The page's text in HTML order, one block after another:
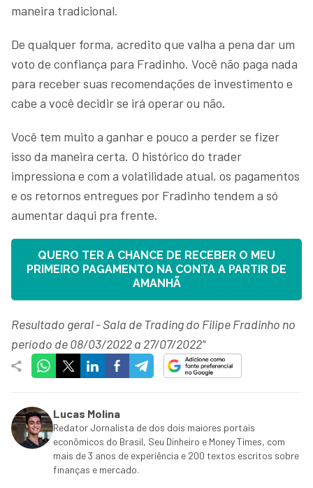
maneira tradicional.
De qualquer forma, acredito que valha a pena dar um
voto de confiança para Fradinho. Você não paga nada
para receber suas recomendações de investimento e
cabe a você decidir se irá operar ou não.
Você tem muito a ganhar e pouco a perder se fizer
isso da maneira certa. O histórico do trader
impressiona e com a volatilidade atual, os pagamentos
e os retornos entregues por Fradinho tendem a só
aumentar daqui pra frente.
QUERO TER A CHANCE DE RECEBER O MEU
PRIMEIRO PAGAMENTO NA CONTA A PARTIR DE
AMANHÃ
Resultado geral - Sala de Trading do Filipe Fradinho no
período de 08/03/2022 a 27/07/2022"
Lucas Molina
Redator Jornalista de dos dois maiores portais
econômicos do Brasil, Seu Dinheiro e Money Times, com
mais de 3 anos de experiência e 200 textos escritos sobre
finanças e mercado.